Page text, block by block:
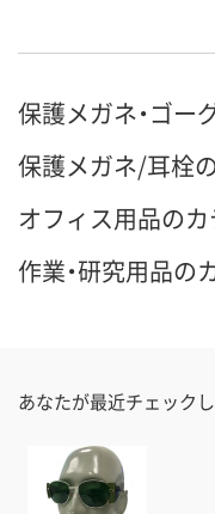
保護メガネ・ゴー
保護メガネ/耳栓
オフィス用品の
作業・研究用品の
あなたが最近チェック